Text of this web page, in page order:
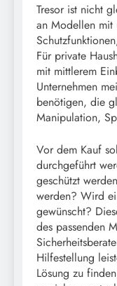
Tresor ist nicht
an Modellen mit
Für private
mit mittlerem
Unternehmen
benötigen, die
Manipulation,
Vor dem Kauf
durchgeführt
geschützt
werden? Wird
gewünscht?
des passenden
Hilfestellung
Lösung zu